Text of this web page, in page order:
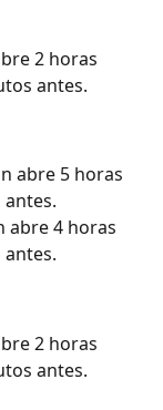
2 horas
antes.
abre 5 horas
abre 4 horas
2 horas
antes.